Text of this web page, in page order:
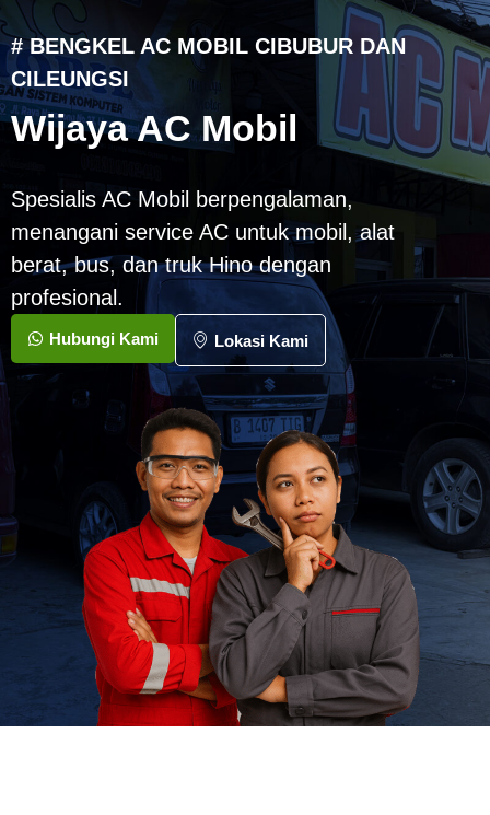
# BENGKEL AC MOBIL CIBUBUR DAN
CILEUNGSI
Wijaya AC Mobil
Spesialis AC Mobil berpengalaman,
menangani service AC untuk mobil, alat
berat, bus, dan truk Hino dengan
profesional.
Hubungi Kami Lokasi Kami